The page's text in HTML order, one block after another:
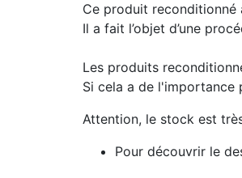
Ce produit reconditionné
Il a fait l’objet d’une
Les produits
Si cela a de l'importance
Attention, le stock est
Pour découvrir le